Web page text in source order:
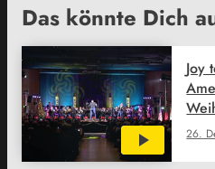
Das könnte Dich
26.
Joy